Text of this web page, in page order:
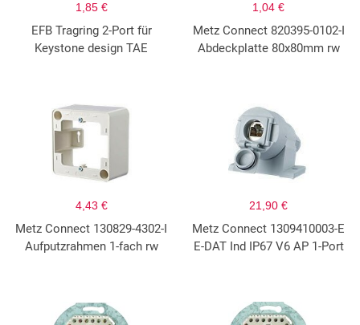
1,85 €
EFB Tragring 2-Port für
Keystone design TAE
1,04 €
Metz Connect 820395-0102-I
Abdeckplatte 80x80mm rw
4,43 €
Metz Connect 130829-4302-I
Aufputzrahmen 1-fach rw
21,90 €
Metz Connect 1309410003-E
E-DAT Ind IP67 V6 AP 1-Port